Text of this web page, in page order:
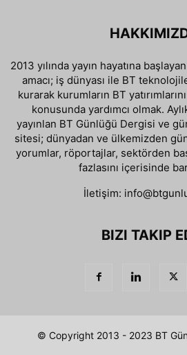
2013 yılında yayın hayatına
amacı; iş dünyası ile BT
kurarak kurumların BT
konusunda yardımcı olmak.
yayınlan BT Günlüğü Dergisi ve
sitesi; dünyadan ve ülkemizden
yorumlar, röportajlar, sektörden
fazlasını içerisinde
İletişim:
BIZI TAKIP
© Copyright 2013 - 2023 BT